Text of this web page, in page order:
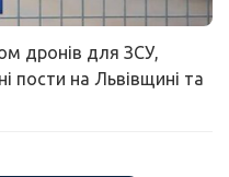
дронів для ЗСУ,
пости на Львівщині та